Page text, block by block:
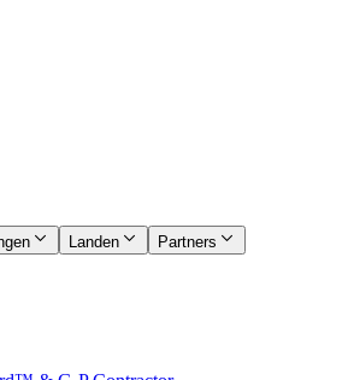
Landen​​
Partners​​